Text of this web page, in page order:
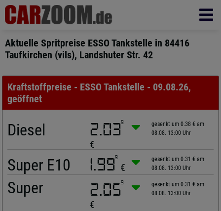
Aktuelle Spritpreise ESSO Tankstelle in 84416
Taufkirchen (vils), Landshuter Str. 42
Kraftstoffpreise - ESSO Tankstelle - 09.08.26,
geöffnet
Diesel 2.039
€
gesenkt um 0.38 € am
08.08. 13:00 Uhr
Super E10 1.999
€
gesenkt um 0.31 € am
08.08. 13:00 Uhr
Super 2.059
€
gesenkt um 0.31 € am
08.08. 13:00 Uhr